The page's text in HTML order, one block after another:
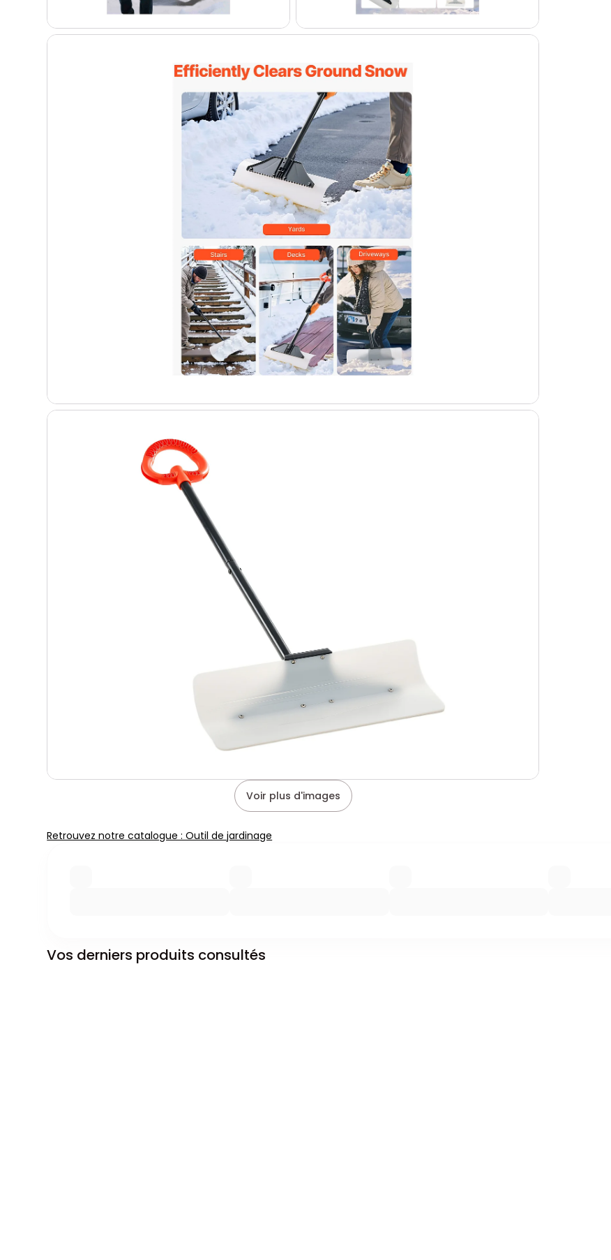
Voir plus d'images
Retrouvez notre catalogue : Outil de jardinage
Vos derniers produits consultés